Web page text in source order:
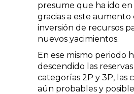
presume que ha ido en
gracias a este aumento
inversión de recursos
nuevos yacimientos.
En ese mismo periodo
descendido las
categorías 2P y 3P, las
aún probables y